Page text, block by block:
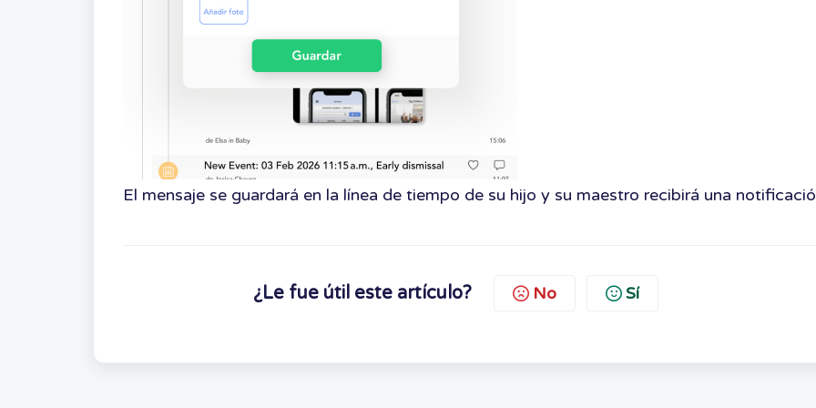
El mensaje se guardará en la línea de tiempo de su hijo y su maestro recibirá una
¿Le fue útil este artículo? No Sí